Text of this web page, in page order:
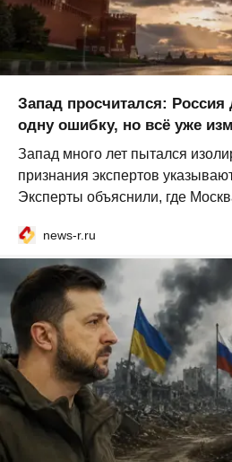
Запад просчитался:
одну ошибку, но всё уже
Запад много лет пытался
признания экспертов
Эксперты объяснили, где
news-r.ru